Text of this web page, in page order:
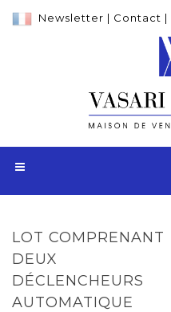
Newsletter | Contact |
LOT COMPRENANT
DEUX
DÉCLENCHEURS
AUTOMATIQUE